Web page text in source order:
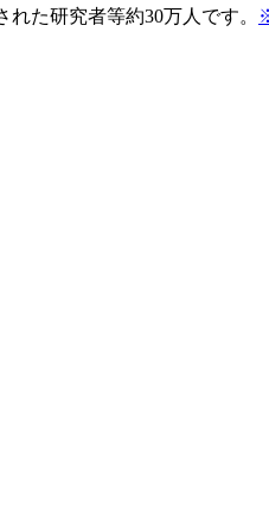
た研究者等約30万人です。